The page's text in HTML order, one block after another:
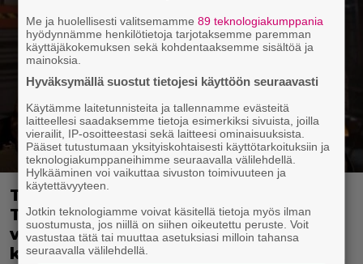
Tänään tv:ssä: Steven Spielbergin ja
Tom Cruisen kaveruus loppui 21
vuotta sitten – Syynä Cruisen nolo
käytös
Me ja huolellisesti valitsemamme89 teknologiakumppania
hyödynnämme henkilötietoja tarjotaksemme paremman
käyttäjäkokemuksen sekä kohdentaaksemme sisältöä ja
mainoksia.
Hyväksymällä suostut tietojesi käyttöön seuraavasti
Käytämme laitetunnisteita ja tallennamme evästeitä
laitteellesi saadaksemme tietoja esimerkiksi sivuista, joilla
vierailit, IP-osoitteestasi sekä laitteesi ominaisuuksista.
Pääset tutustumaan yksityiskohtaisesti käyttötarkoituksiin ja
teknologiakumppaneihimme seuraavalla välilehdellä.
Hylkääminen voi vaikuttaa sivuston toimivuuteen ja
käytettävyyteen.
Jotkin teknologiamme voivat käsitellä tietoja myös ilman
suostumusta, jos niillä on siihen oikeutettu peruste. Voit
vastustaa tätä tai muuttaa asetuksiasi milloin tahansa
seuraavalla välilehdellä.